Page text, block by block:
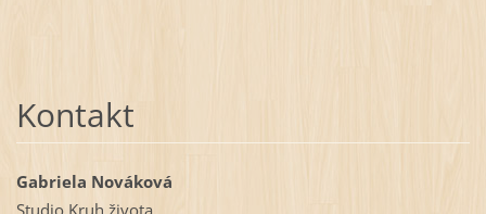
Kontakt
Gabriela Nováková
Studio Kruh života